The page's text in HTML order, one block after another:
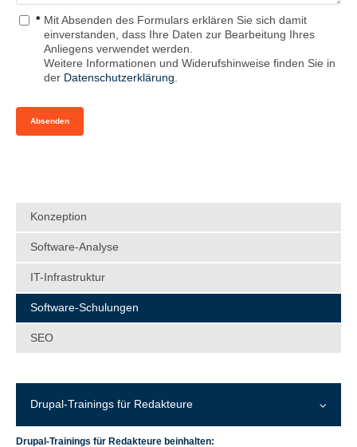
* Mit Absenden des Formulars erklären Sie sich damit
einverstanden, dass Ihre Daten zur Bearbeitung Ihres
Anliegens verwendet werden.
Weitere Informationen und Widerufshinweise finden Sie in
der Datenschutzerklärung
Konzeption
Software-Analyse
IT-Infrastruktur
Software-Schulungen
SEO
Drupal-Trainings für Redakteure
Drupal-Trainings für Redakteure beinhalten: